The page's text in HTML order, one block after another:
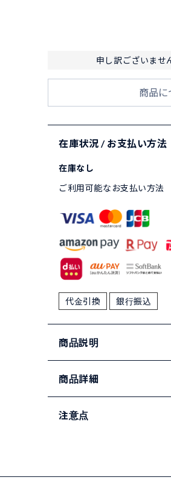
申し訳ございませ
商品に
在庫状況 / お支払い方法
在庫なし
ご利用可能なお支払い方法
代金引換 銀行振込
商品説明
商品詳細
注意点